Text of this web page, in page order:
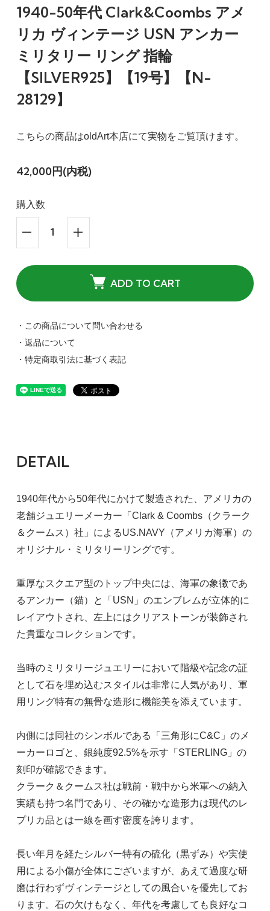
1940-50年代 Clark&Coombs アメ
リカ ヴィンテージ USN アンカー
ミリタリー リング 指輪
【SILVER925】【19号】【N-
28129】
こちらの商品はoldArt本店にて実物をご覧頂けます。
42,000円(内税)
購入数
ADD TO CART
・この商品について問い合わせる
・返品について
・特定商取引法に基づく表記
DETAIL
1940年代から50年代にかけて製造された、アメリカの
老舗ジュエリーメーカー「Clark & Coombs（クラーク
＆クームス）社」によるUS.NAVY（アメリカ海軍）の
オリジナル・ミリタリーリングです。
重厚なスクエア型のトップ中央には、海軍の象徴であ
るアンカー（錨）と「USN」のエンブレムが立体的に
レイアウトされ、左上にはクリアストーンが装飾され
た貴重なコレクションです。
当時のミリタリージュエリーにおいて階級や記念の証
として石を埋め込むスタイルは非常に人気があり、軍
用リング特有の無骨な造形に機能美を添えています。
内側には同社のシンボルである「三角形にC&C」のメ
ーカーロゴと、銀純度92.5%を示す「STERLING」の
刻印が確認できます。
クラーク＆クームス社は戦前・戦中から米軍への納入
実績も持つ名門であり、その確かな造形力は現代のレ
プリカ品とは一線を画す密度を誇ります。
長い年月を経たシルバー特有の硫化（黒ずみ）や実使
用による小傷が全体にございますが、あえて過度な研
磨は行わずヴィンテージとしての風合いを優先してお
ります。石の欠けもなく、年代を考慮しても良好なコ